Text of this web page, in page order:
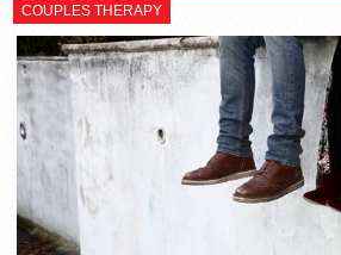
COUPLES THERAPY